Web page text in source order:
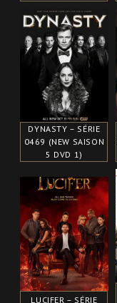
DYNASTY – SÉRIE
0469 (NEW SAISON
5 DVD 1)
LUCIFER – SÉRIE